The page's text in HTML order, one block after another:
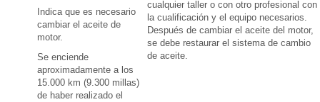
Indica que es necesario
cambiar el aceite de
motor.
Se enciende
aproximadamente a los
15.000 km (9.300 millas)
de haber realizado el
cualquier taller o con otro profesional con
la cualificación y el equipo necesarios.
Después de cambiar el aceite del motor,
se debe restaurar el sistema de cambio
de aceite.